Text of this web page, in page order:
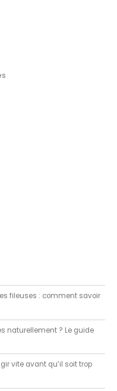
fileuses : comment savoir
naturellement ? Le guide
vite avant qu’il soit trop